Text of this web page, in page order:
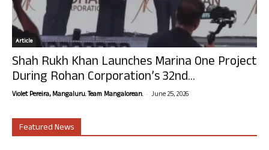
Article
Shah Rukh Khan Launches Marina One Project
During Rohan Corporation’s 32nd...
Violet Pereira, Mangaluru. Team Mangalorean. - June 25, 2026
Featured News